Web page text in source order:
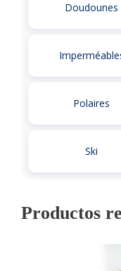
Doudounes
Polaires
Ski
Productos